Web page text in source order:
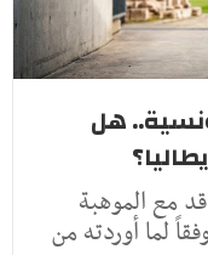
هل
مع الموهبة
لما أوردته من